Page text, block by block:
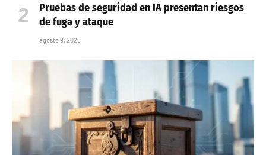
Pruebas de seguridad en IA presentan riesgos
de fuga y ataque
agosto 9, 2026